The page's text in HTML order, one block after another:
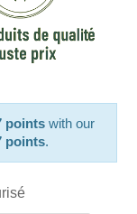
points with our
points.